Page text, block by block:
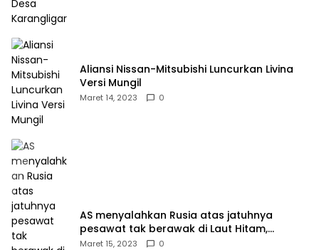
Aliansi Nissan-Mitsubishi Luncurkan Livina
Versi Mungil
Maret 14, 2023 0
AS menyalahkan Rusia atas jatuhnya
pesawat tak berawak di Laut Hitam,
Moskow menyangkal
Maret 15, 2023 0